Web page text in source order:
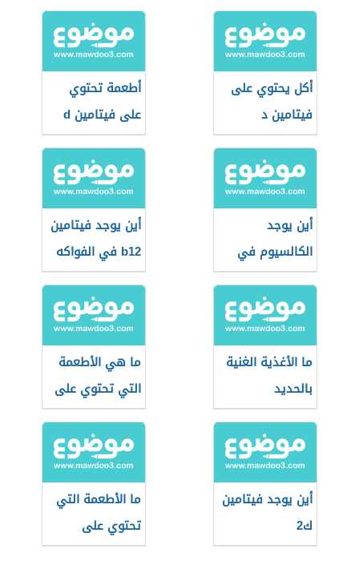
أكل يحتوي على
فيتامين د
أطعمة تحتوي
على فيتامين d
أين يوجد
الكالسيوم في
الطعام
أين يوجد فيتامين
b12 في الفواكه
ما الأغذية الغنية
بالحديد
ما هي الأطعمة
التي تحتوي على
الحديد بنسب
عالية
أين يوجد فيتامين
ك2
ما الأطعمة التي
تحتوي على
فيتامين د